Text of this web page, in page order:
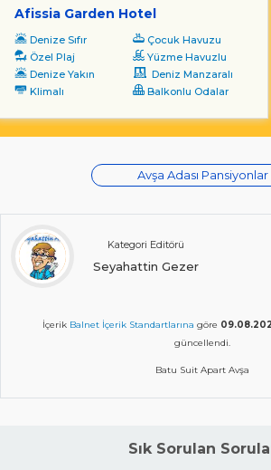
Afissia Garden Hotel
Denize Sıfır
Çocuk Havuzu
Özel Plaj
Yüzme Havuzlu
Denize Yakın
Deniz Manzaralı
Klimalı
Balkonlu Odalar
Avşa Adası Pansiyonlar
Kategori Editörü
Seyahattin Gezer
İçerik Balnet İçerik Standartlarına göre
güncellendi.
Batu Suit Apart Avşa
Sık Sorulan